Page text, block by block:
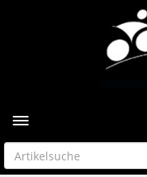
Toggle navigation